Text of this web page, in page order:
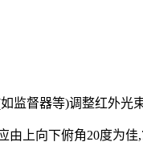
监督器等)调整红外光
上向下俯角20度为佳